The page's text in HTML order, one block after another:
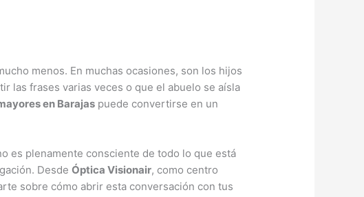
menos. En muchas ocasiones, son los hijos
las frases varias veces o que el abuelo se aísla
en Barajas puede convertirse en un
es plenamente consciente de todo lo que está
DesdeÓptica Visionair, como centro
sobre cómo abrir esta conversación con tus